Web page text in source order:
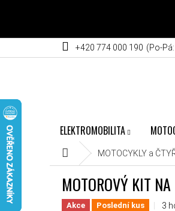
+420 774 000 190
ELEKTROMOBILITA
Domů MOTOCYKLY a
MOTOROVÝ KIT
Akce Poslední kus 3